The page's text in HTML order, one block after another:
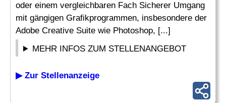
oder einem vergleichbaren Fach Sicherer Umgang
mit gängigen Grafikprogrammen, insbesondere der
Adobe Creative Suite wie Photoshop, [...]
MEHR INFOS ZUM STELLENANGEBOT
▶ Zur Stellenanzeige